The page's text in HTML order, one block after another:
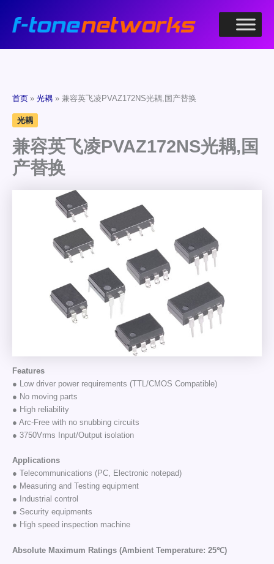
首页 光耦 兼容英飞凌PVAZ172NS光耦,国产替换
光耦
兼容英飞凌PVAZ172NS光耦,国
产替换
Features
● Low driver power requirements (TTL/CMOS Compatible)
● No moving parts
● High reliability
● Arc-Free with no snubbing circuits
● 3750Vrms Input/Output isolation
Applications
● Telecommunications (PC, Electronic notepad)
● Measuring and Testing equipment
● Industrial control
● Security equipments
● High speed inspection machine
Absolute Maximum Ratings (Ambient Temperature: 25℃)